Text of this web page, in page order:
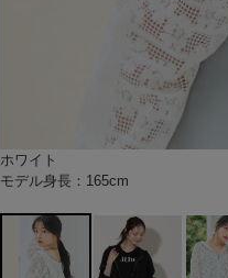
ホワイト
モデル身長：165cm
ブラック
モデル身長：166cm
モデル身長：165cm
モデル身長：165cm
モデル身長：165cm
モデル身長：166cm
モデル身長：166cm
モデル身長：166cm
モデル身長：166cm
モデル身長：166cm
モデル身長：165cm
モデル身長：165cm
モデル身長：165cm
モデル身長：166cm
モデル身長：166cm
モデル身長：166cm
モデル身長：166cm